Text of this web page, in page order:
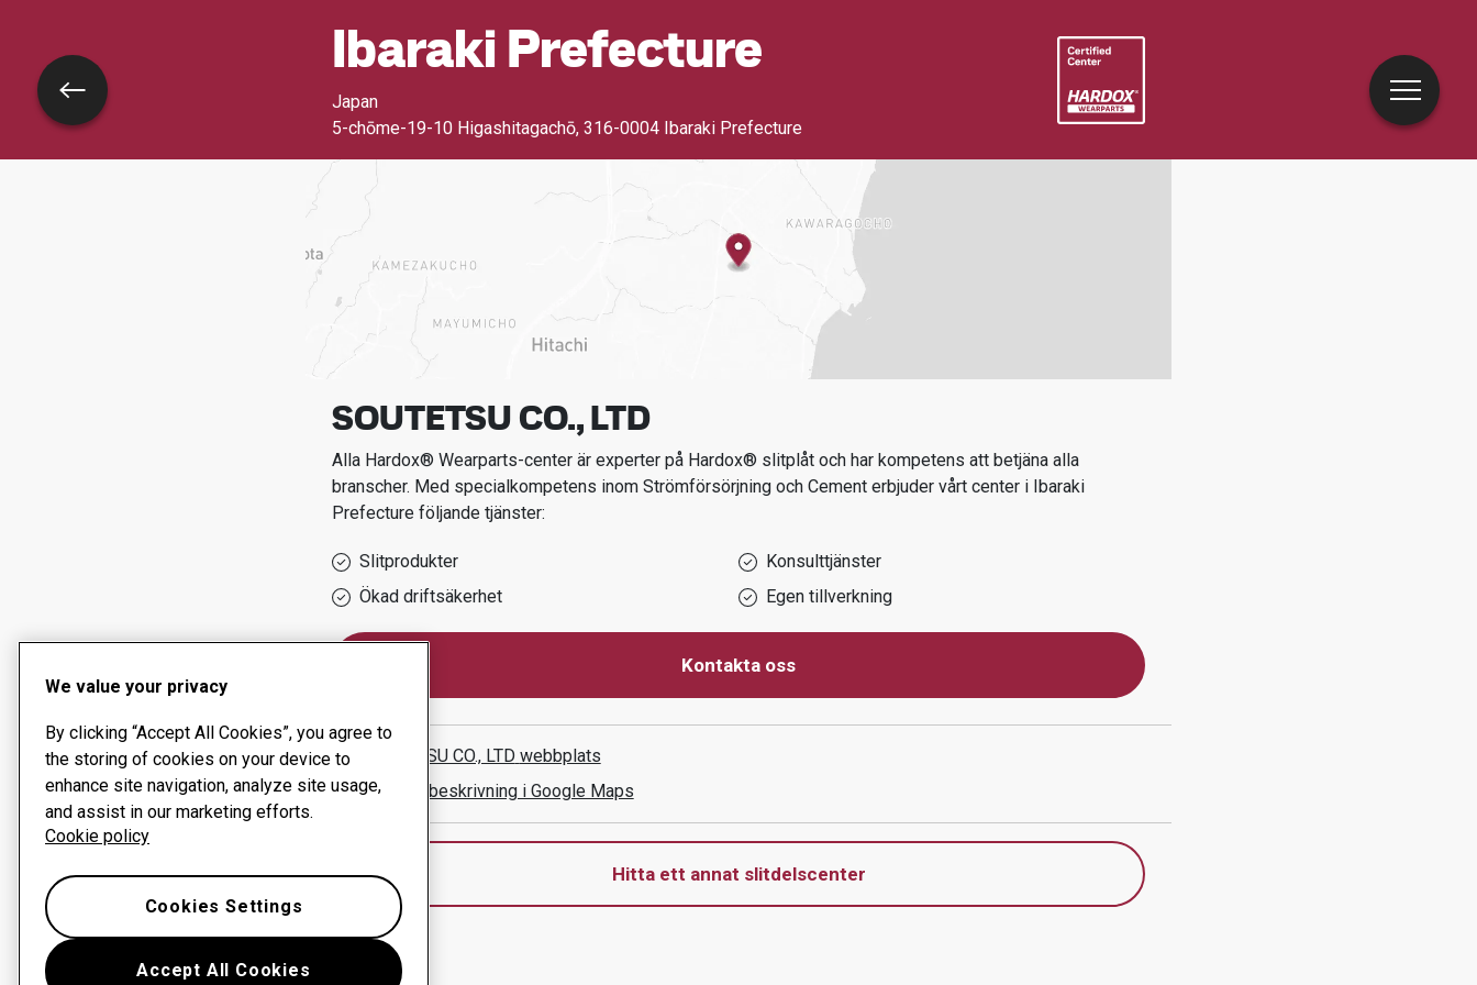
Ibaraki Prefecture
Japan
5-chōme-19-10 Higashitagachō, 316-0004 Ibaraki Prefecture
SOUTETSU CO., LTD
Alla Hardox® Wearparts-center är experter på Hardox® slitplåt och har kompetens att betjäna alla
branscher. Med specialkompetens inom Strömförsörjning och Cement erbjuder vårt center i Ibaraki
Prefectureföljande tjänster:
Slitprodukter
Konsulttjänster
Ökad driftsäkerhet
Egen tillverkning
Kontakta oss
SOUTETSU CO., LTD webbplats
Visa vägbeskrivning i Google Maps
Hitta ett annat slitdelscenter
Tillbaka
We value your privacy
By clicking “Accept All Cookies”, you agree to
the storing of cookies on your device to
enhance site navigation, analyze site usage,
and assist in our marketing efforts.
Cookie policy
Accept All Cookies
Cookies Settings